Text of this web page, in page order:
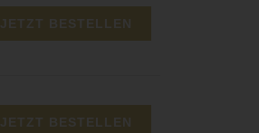
JETZT BESTELLEN
JETZT BESTELLEN